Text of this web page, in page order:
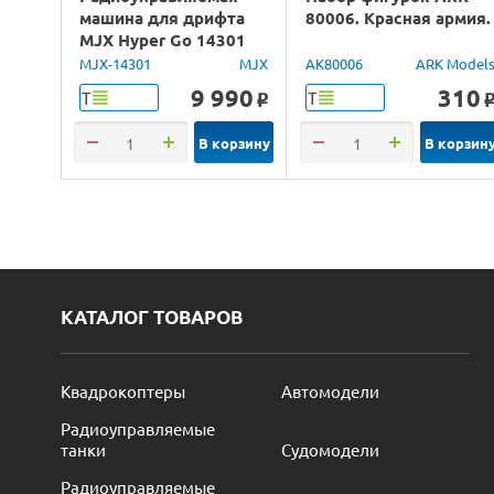
машина для дрифта
MJX Hyper Go 14301
Brushless 4WD 2.4G
LED 1/14 RTR
MJX-14301 MJX
Т 9 990 o
В корзину
80006. Красная армия.
AK80006 ARK Models
Т 310 o
В
КАТАЛОГ ТОВАРОВ
Квадрокоптеры
Автомодели
Радиоуправляемые
танки
Судомодели
Радиоуправляемые